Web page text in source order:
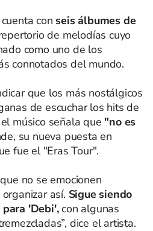
con seis álbumes de
de melodías cuyo
como uno de los
connotados del mundo.
que los más nostálgicos
de escuchar los hits de
músico señala que "no es
su nueva puesta en
fue el "Eras Tour".
no se emocionen
así. Sigue siendo
'Debi',con algunas
dice el artista.